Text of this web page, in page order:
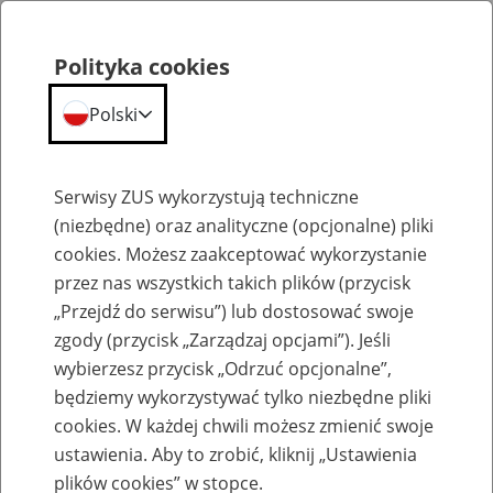
Emerytury
Baza zlikwidowanych lub
przekształconych zakładów pracy
Polityka cookies
Polski
Serwisy ZUS wykorzystują techniczne
(niezbędne) oraz analityczne (opcjonalne) pliki
cookies. Możesz zaakceptować wykorzystanie
przez nas wszystkich takich plików (przycisk
„Przejdź do serwisu”) lub dostosować swoje
zgody (przycisk „Zarządzaj opcjami”). Jeśli
wybierzesz przycisk „Odrzuć opcjonalne”,
będziemy wykorzystywać tylko niezbędne pliki
cookies. W każdej chwili możesz zmienić swoje
ustawienia. Aby to zrobić, kliknij „Ustawienia
plików cookies” w stopce.